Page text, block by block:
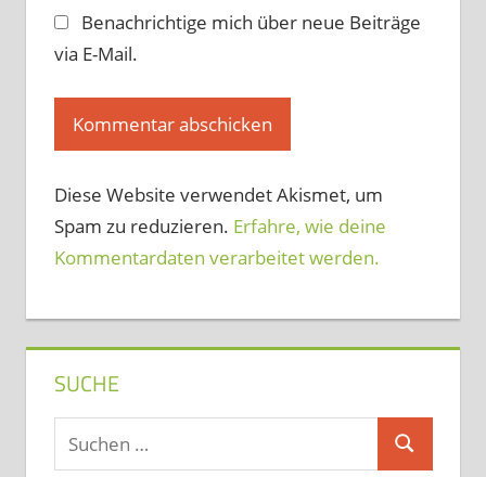
Benachrichtige mich über neue Beiträge
via E-Mail.
Diese Website verwendet Akismet, um
Spam zu reduzieren. Erfahre, wie deine
Kommentardaten verarbeitet werden.
SUCHE
Suchen
nach:
Suchen